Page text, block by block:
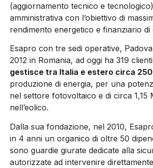
(aggiornamento tecnico e
amministrativa con l’obiettivo di
rendimento energetico e finanziario di
Esapro con tre sedi operative,
2012 in Romania, ad oggi ha 319
gestisce tra Italia e estero circa
produzione di energia, per una
nel settore fotovoltaico e di circa 1,15
nell’eolico.
Dalla sua fondazione, nel 2010,
in 4 anni un organico di oltre 50
sono guardie giurate dedicate alla
autorizzate ad intervenire